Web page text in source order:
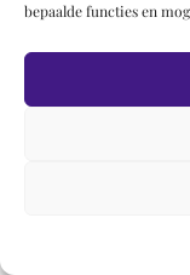
bepaalde functies en